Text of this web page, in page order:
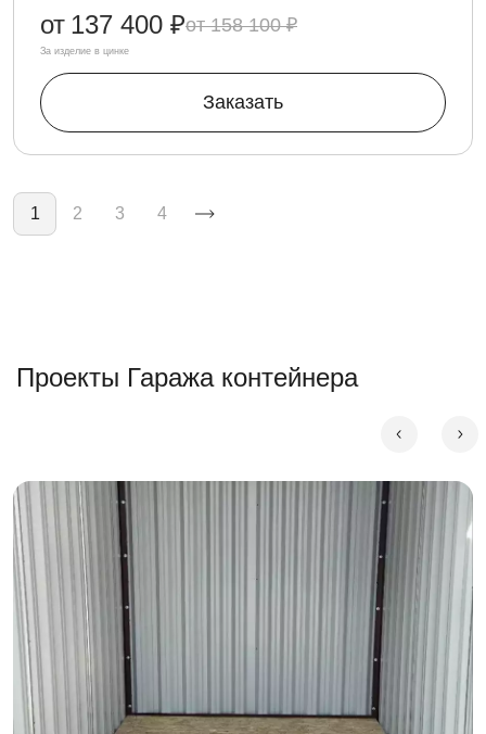
158 100 ₽
от 137 400 ₽
За изделие в цинке
Заказать
Нумерация страниц
1 2 3 4
Проекты Гаража контейнера